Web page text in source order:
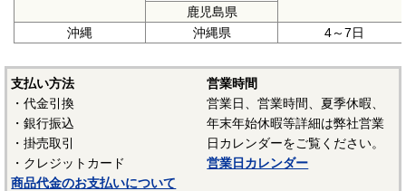
鹿児島県
沖縄
沖縄県 4～7日
支払い方法
・代金引換
・銀行振込
・掛売取引
・クレジットカード
商品代金のお支払いについて
営業時間
営業日、営業時間、夏季休暇、
年末年始休暇等詳細は弊社営業
日カレンダーをご覧ください。
営業日カレンダー